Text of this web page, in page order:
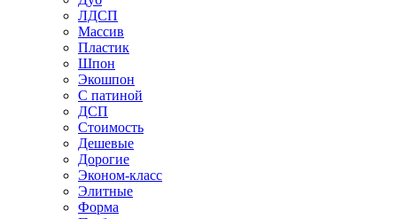
ЛДСП
Массив
Пластик
Шпон
Экошпон
С патиной
ДСП
Стоимость
Дешевые
Дорогие
Эконом-класс
Элитные
Форма